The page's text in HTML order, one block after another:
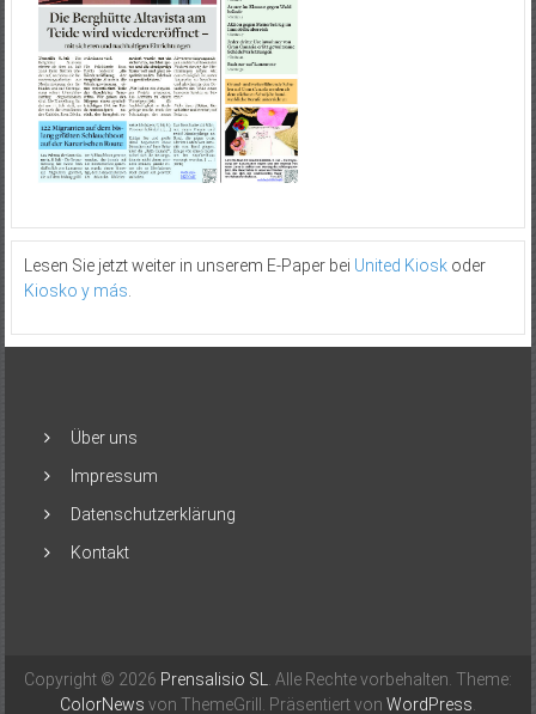
Lesen Sie jetzt weiter in unserem E-Paper bei United Kioskoder
Kiosko y más.
Über uns
Impressum
Datenschutzerklärung
Kontakt
Copyright © 2026 Prensalisio SL. Alle Rechte vorbehalten. Theme:
ColorNews von ThemeGrill. Präsentiert von WordPress.